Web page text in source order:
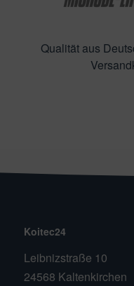
Qualität aus
Koitec24
Leibnizstraße 10
24568 Kaltenkirchen